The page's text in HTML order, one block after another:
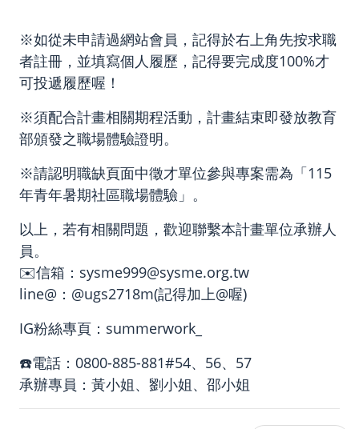
※如從未申請過網站會員，記得於右上角先按求職
者註冊，並填寫個人履歷，記得要完成度100%才
可投遞履歷喔！
※須配合計畫相關期程活動，計畫結束即發放教育
部頒發之職場體驗證明。
※請認明職缺頁面中徵才單位參與專案需為「115
年青年暑期社區職場體驗」。
以上，若有相關問題，歡迎聯繫本計畫單位承辦人
員。
✉️信箱：sysme999@sysme.org.tw
line@：@ugs2718m(記得加上@喔)
IG粉絲專頁：summerwork_
☎️電話：0800-885-881#54、56、57
承辦專員：黃小姐、劉小姐、邵小姐